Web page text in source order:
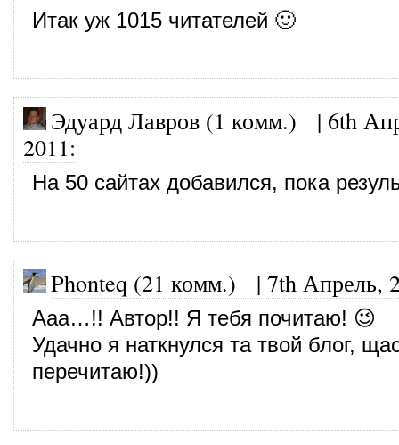
Итак уж 1015 читателей 🙂
Эдуард Лавров (1 комм.) | 6th
2011:
На 50 сайтах добавился, пока
Phonteq (21 комм.) | 7th Апрель,
Ааа…!! Автор!! Я тебя почитаю! 😉
Удачно я наткнулся та твой блог,
перечитаю!))